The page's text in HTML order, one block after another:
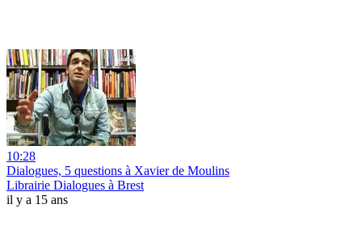
10:28
Dialogues, 5 questions à Xavier de Moulins
Librairie Dialogues à Brest
il y a 15 ans